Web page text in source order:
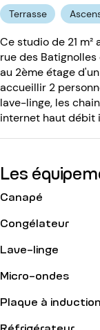
Terrasse
Ce studio de 21
rue des Batignolles
au 2ème étage
accueillir 2
lave-linge, les
internet haut débit
Les
Canapé
Congélateur
Lave-linge
Micro-ondes
Plaque à induction
Réfrigérateur